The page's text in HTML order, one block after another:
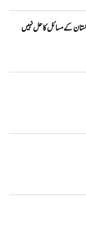
کے مسائل کا حل نہیں